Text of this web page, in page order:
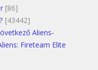
[86]
[43442]
Aliens-
Fireteam Elite